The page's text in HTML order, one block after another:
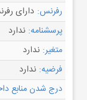
رفرنس: دارای
پرسشنامه: ندارد
متغیر: ندارد
فرضیه: ندارد
درج شدن منابع